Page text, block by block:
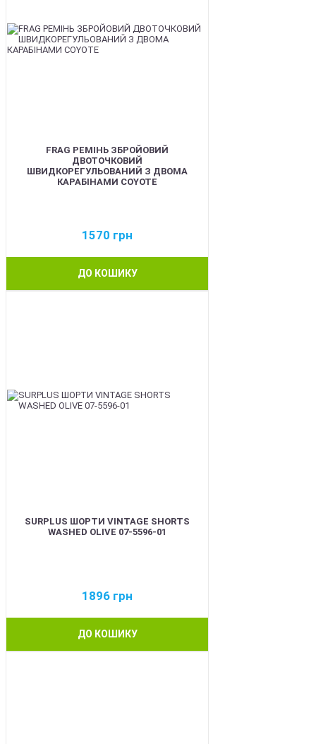
FRAG РЕМІНЬ ЗБРОЙОВИЙ
ДВОТОЧКОВИЙ
ШВИДКОРЕГУЛЬОВАНИЙ З ДВОМА
КАРАБІНАМИ COYOTE
1570 грн
ДО КОШИКУ
SURPLUS ШОРТИ VINTAGE SHORTS
WASHED OLIVE 07-5596-01
1896 грн
ДО КОШИКУ